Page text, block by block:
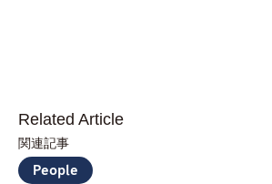
Related Article
関連記事
People